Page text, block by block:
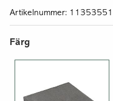
Artikelnummer:
Färg